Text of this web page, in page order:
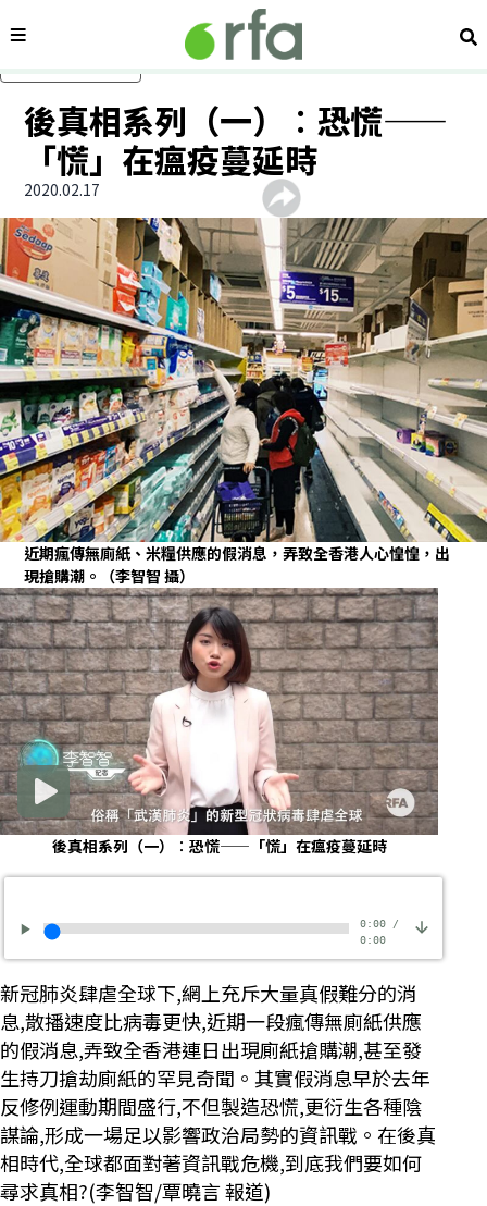
內容分類 搜
後真相系列（一）︰恐慌——
「慌」在瘟疫蔓延時
2020.02.17
近期瘋傳無廁紙、米糧供應的假消息，弄致全香港人心惶惶，出
現搶購潮。（李智智 攝）
後真相系列（一）︰恐慌——「慌」在瘟疫蔓延時
0:00/
0:00
新冠肺炎肆虐全球下,網上充斥大量真假難分的消
息,散播速度比病毒更快,近期一段瘋傳無廁紙供應
的假消息,弄致全香港連日出現廁紙搶購潮,甚至發
生持刀搶劫廁紙的罕見奇聞。其實假消息早於去年
反修例運動期間盛行,不但製造恐慌,更衍生各種陰
謀論,形成一場足以影響政治局勢的資訊戰。在後真
相時代,全球都面對著資訊戰危機,到底我們要如何
尋求真相?(李智智/覃曉言 報道)